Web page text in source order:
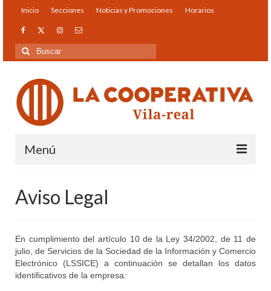
Inicio Secciones Noticias y Promociones Horarios
Buscar
por:
Menú
Secciones
Distribución Cepsa Gas
«Tenda Taula» / Supermercado
Aviso Legal
En cumplimiento del artículo 10 de la Ley 34/2002, de 11 de
julio, de Servicios de la Sociedad de la Información y Comercio
Electrónico (LSSICE) a continuación se detallan los datos
identificativos de la empresa: